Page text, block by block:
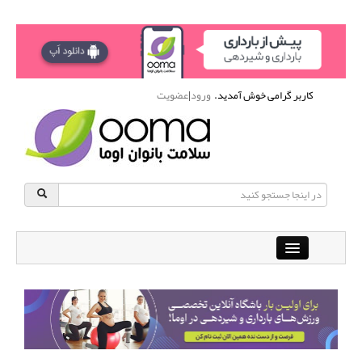
کاربر گرامی خوش آمدید.ورود|عضویت
باشگاه آنلاین ورزشی اوما
دانشنامه سلامت بانوان پرسش و پاسخ